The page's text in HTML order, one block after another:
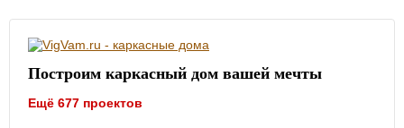
Построим каркасный дом вашей мечты
Ещё 677 проектов